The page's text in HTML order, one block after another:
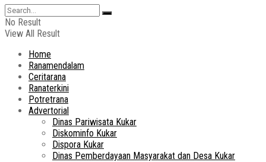
No Result
View All Result
Home
Ranamendalam
Ceritarana
Ranaterkini
Potretrana
Advertorial
Dinas Pariwisata Kukar
Diskominfo Kukar
Dispora Kukar
Dinas Pemberdayaan Masyarakat dan Desa Kukar